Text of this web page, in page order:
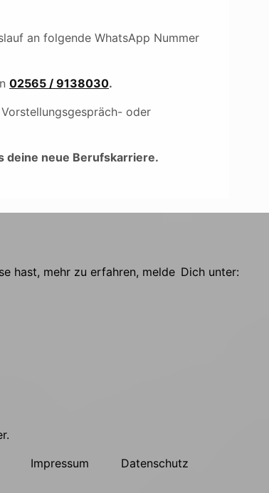
an folgende WhatsApp Nummer
02565 / 9138030.
oder
deine neue Berufskarriere.
hast, mehr zu erfahren, melde Dich unter:
Impressum
Datenschutz